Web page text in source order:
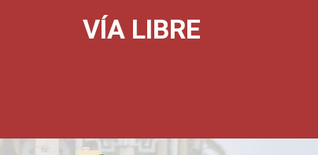
VÍA LIBRE